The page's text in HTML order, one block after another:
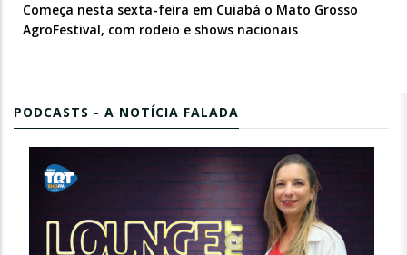
Começa nesta sexta-feira em Cuiabá o Mato Grosso
AgroFestival, com rodeio e shows nacionais
PODCASTS - A NOTÍCIA FALADA